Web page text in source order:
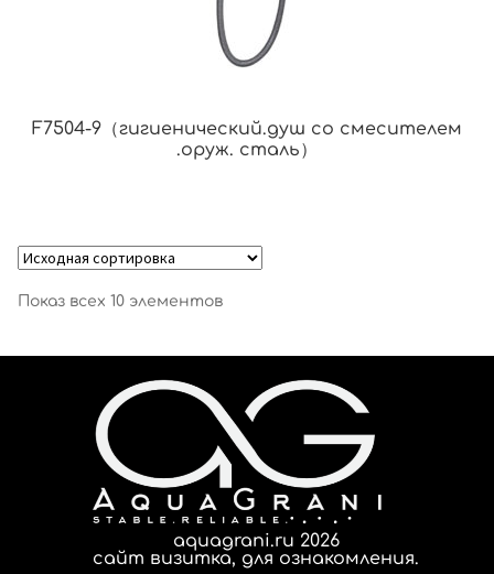
F7504-9（гигиенический.душ со смесителем
.оруж. сталь）
Показ всех 10 элементов
aquagrani.ru 2026
сайт визитка, для ознакомления.